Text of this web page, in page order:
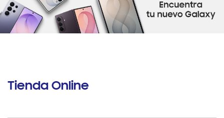
Tienda Online